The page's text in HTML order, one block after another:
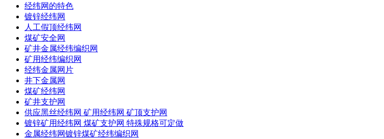
经纬网的特色
镀锌经纬网
人工假顶经纬网
煤矿安全网
矿井金属经纬编织网
矿用经纬编织网
经纬金属网片
井下金属网
煤矿经纬网
矿井支护网
供应黑丝经纬网 矿用经纬网 矿顶支护网
镀锌矿用经纬网 煤矿支护网 特殊规格可定做
金属经纬网镀锌煤矿经纬编织网